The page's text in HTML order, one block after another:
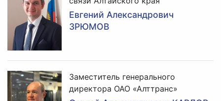
Евгений Александрович
ЗРЮМОВ
Заместитель генерального
директора ОАО «Алттранс»